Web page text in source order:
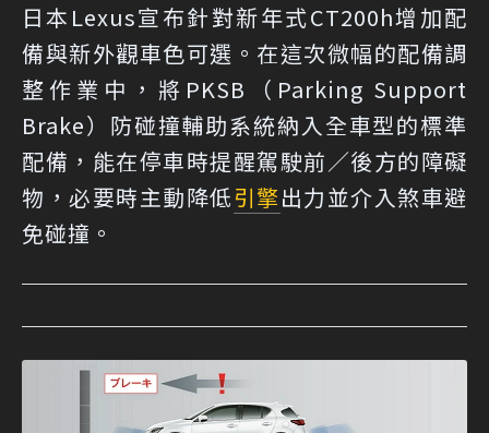
日本Lexus宣布針對新年式CT200h增加配
備與新外觀車色可選。在這次微幅的配備調
整作業中，將PKSB（Parking Support
Brake）防碰撞輔助系統納入全車型的標準
配備，能在停車時提醒駕駛前／後方的障礙
物，必要時主動降低引擎出力並介入煞車避
免碰撞。